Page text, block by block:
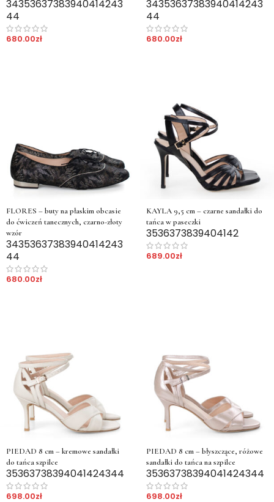
34353637383940414243
44
680.00zł
34353637383940414243
44
680.00zł
FLORES – buty na płaskim obcasie
do ćwiczeń tanecznych, czarno-złoty
wzór
34353637383940414243
44
680.00zł
KAYLA 9,5 cm – czarne sandałki do
tańca w paseczki
3536373839404142
689.00zł
PIEDAD 8 cm – kremowe sandałki
do tańca szpilce
35363738394041424344
698.00zł
PIEDAD 8 cm – błyszczące, różowe
sandałki do tańca na szpilce
35363738394041424344
698.00zł